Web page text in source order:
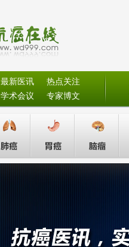
最新医讯
热点关注
学术会议
专家博文